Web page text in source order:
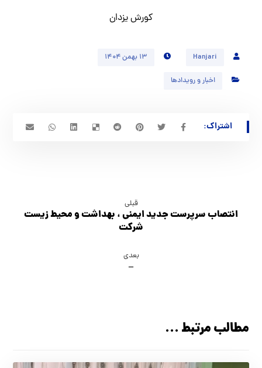
کورش یزدان
Hanjari ۱۳ بهمن ۱۴۰۴
اخبار و رویدادها
قبلی
انتصاب سرپرست جديد ايمني ، بهداشت و محيط زيست
شركت
بعدی
–
مطالب مرتبط ...